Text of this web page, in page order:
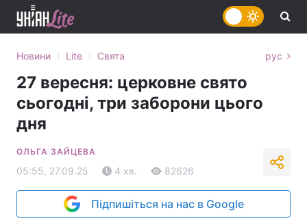
Новини › Lite › Свята рус
27 вересня: церковне свято
сьогодні, три заборони цього
дня
ОЛЬГА ЗАЙЦЕВА
05:55, 27.09.25 4 хв. 82626
Підпишіться на нас в Google